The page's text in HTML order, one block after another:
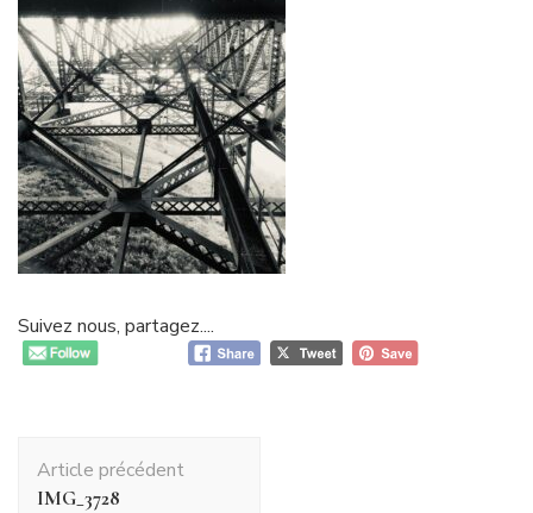
Suivez nous, partagez....
d'article
Article précédent
IMG_3728